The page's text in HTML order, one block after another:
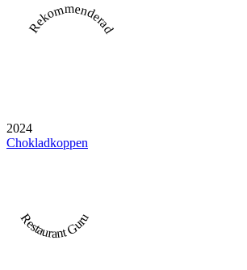
Rekommenderad
2024
Chokladkoppen
Restaurant Guru